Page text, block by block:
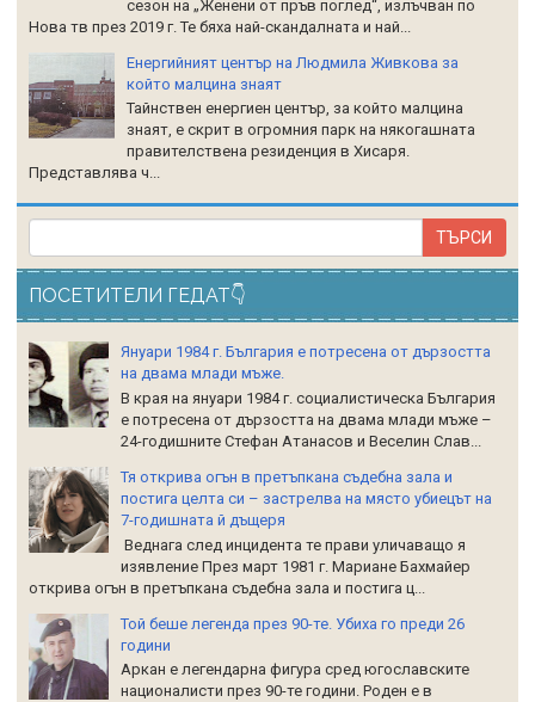
сезон на „Женени от пръв поглед“, излъчван по
Нова тв през 2019 г. Те бяха най-скандалната и най...
Енергийният център на Людмила Живкова за
който малцина знаят
Тайнствен енергиен център, за който малцина
знаят, е скрит в огромния парк на някогашната
правителствена резиденция в Хисаря.
Представлява ч...
ПОСЕТИТЕЛИ ГЕДАТ👇
Януари 1984 г. България е потресена от дързостта
на двама млади мъже.
В края на януари 1984 г. социалистическа България
е потресена от дързостта на двама млади мъже –
24-годишните Стефан Атанасов и Веселин Слав...
Тя открива огън в претъпкана съдебна зала и
постига целта си – застрелва на място убиецът на
7-годишната й дъщеря
Веднага след инцидента те прави уличаващо я
изявление През март 1981 г. Мариане Бахмайер
открива огън в претъпкана съдебна зала и постига ц...
Той беше легенда през 90-те. Убиха го преди 26
години
Аркан е легендарна фигура сред югославските
националисти през 90-те години. Роден е в